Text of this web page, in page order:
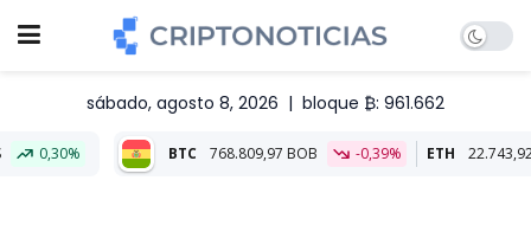
sábado, agosto 8, 2026 | bloque ₿: 961.662
BTC 768.809,97 BOB -0,39% ETH 22.743,92 BOB -